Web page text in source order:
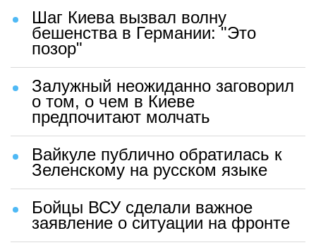
Шаг Киева вызвал волну
бешенства в Германии: "Это
позор"
Залужный неожиданно заговорил
о том, о чем в Киеве
предпочитают молчать
Вайкуле публично обратилась к
Зеленскому на русском языке
Бойцы ВСУ сделали важное
заявление о ситуации на фронте